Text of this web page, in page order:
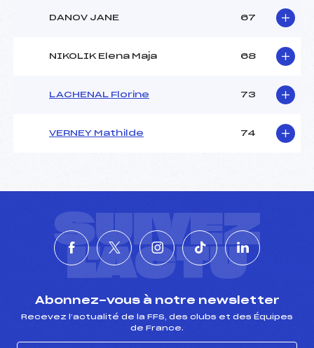
DANOV JANE 67
NIKOLIK Elena Maja 68
LACHENAL Florine 73
VERNEY Mathilde 74
SUIVEZ
L'ACTU
Abonnez-vous à notre newsletter
Recevez l’actualité de la FFS, des clubs et des Équipes
de France.